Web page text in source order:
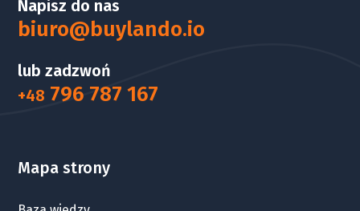
Napisz do nas
biuro@buylando.io
lub zadzwoń
+48 796 787 167
Mapa strony